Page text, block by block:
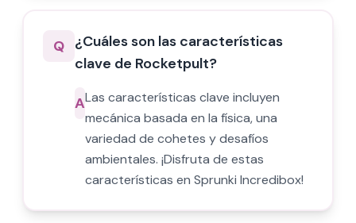
Q ¿Cuáles son las características
clave de Rocketpult?
ALas características clave incluyen
mecánica basada en la física, una
variedad de cohetes y desafíos
ambientales. ¡Disfruta de estas
características en Sprunki Incredibox!